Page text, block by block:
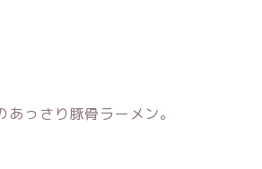
っさり豚骨ラーメン。